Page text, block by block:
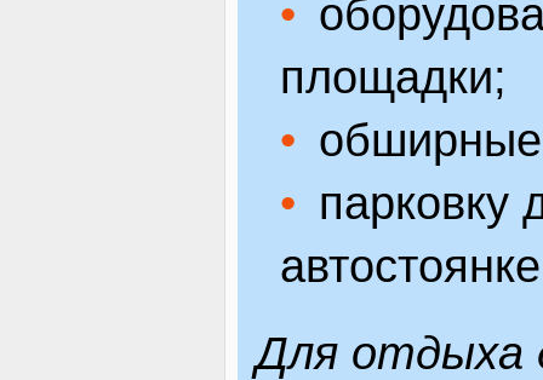
площадки;
обширные
парковку
Для отдыха